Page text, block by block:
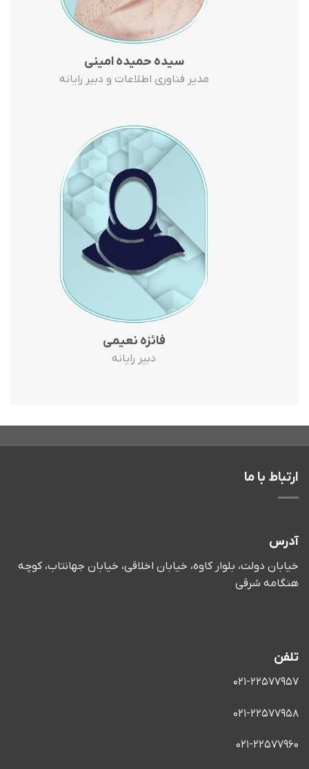
سیده حمیده امینی
مدیر فناوری اطلاعات و دبیر رایانه
فائزه نعیمی
دبیر رایانه
ارتباط با ما
آدرس
خیابان دولت، بلوار کاوه، خیابان اخلاقی، خیابان جهانتاب، کوچه
هنگامه شرقی
تلفن
021-22577957
021-22577958
021-22577960